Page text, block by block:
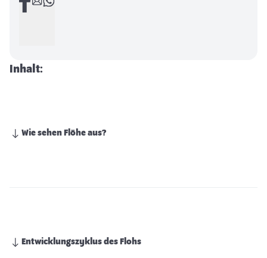
Inhalt:
Wie sehen Flöhe aus?
Entwicklungszyklus des Flohs